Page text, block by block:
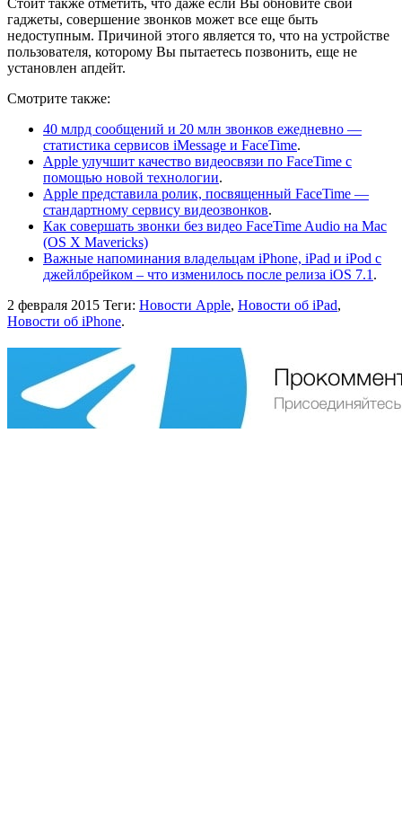
гаджеты, совершение звонков может все еще быть
недоступным. Причиной этого является то, что на устройстве
пользователя, которому Вы пытаетесь позвонить, еще не
установлен апдейт.
Смотрите также:
40 млрд сообщений и 20 млн звонков ежедневно —
статистика сервисов iMessage и FaceTime.
Apple улучшит качество видеосвязи по FaceTime с
помощью новой технологии.
Apple представила ролик, посвященный FaceTime —
стандартному сервису видеозвонков.
Как совершать звонки без видео FaceTime Audio на Mac
(OS X Mavericks)
Важные напоминания владельцам iPhone, iPad и iPod с
джейлбрейком – что изменилось после релиза iOS 7.1 .
2 февраля 2015 Теги: Новости Apple, Новости об iPad,
Новости об iPhone.